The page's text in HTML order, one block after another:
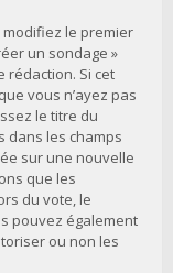
le premier
un sondage »
rédaction. Si cet
vous n’ayez pas
le titre du
dans les champs
sur une nouvelle
que les
du vote, le
pouvez également
ou non les